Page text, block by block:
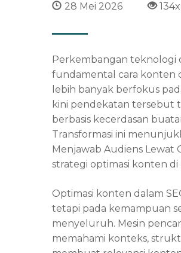
28 Mei 2026 134x
Perkembangan teknologi
fundamental cara konten
lebih banyak berfokus
kini pendekatan tersebut
berbasis kecerdasan
Transformasi ini
Menjawab Audiens Lewat
strategi optimasi konten di
Optimasi konten dalam
tetapi pada kemampuan
menyeluruh. Mesin
memahami konteks,